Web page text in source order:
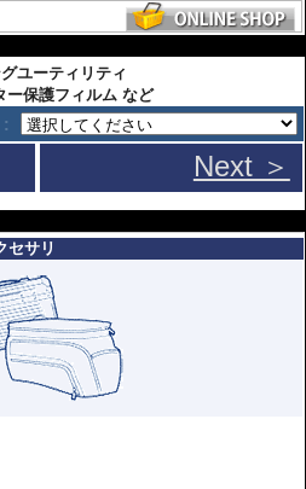
ユーティリティ
ー保護フィルム など
Next ＞
セサリ